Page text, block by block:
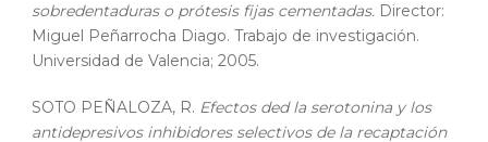
sobredentaduras o prótesis fijas cementadas. Director:
Miguel Peñarrocha Diago. Trabajo de investigación.
Universidad de Valencia; 2005.
SOTO PEÑALOZA, R. Efectos ded la serotonina y los
antidepresivos inhibidores selectivos de la recaptación